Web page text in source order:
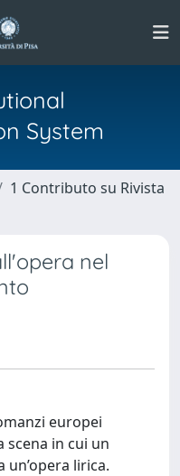
System
1 Contributo su Rivista
nel
europei
scena in cui un
lirica.